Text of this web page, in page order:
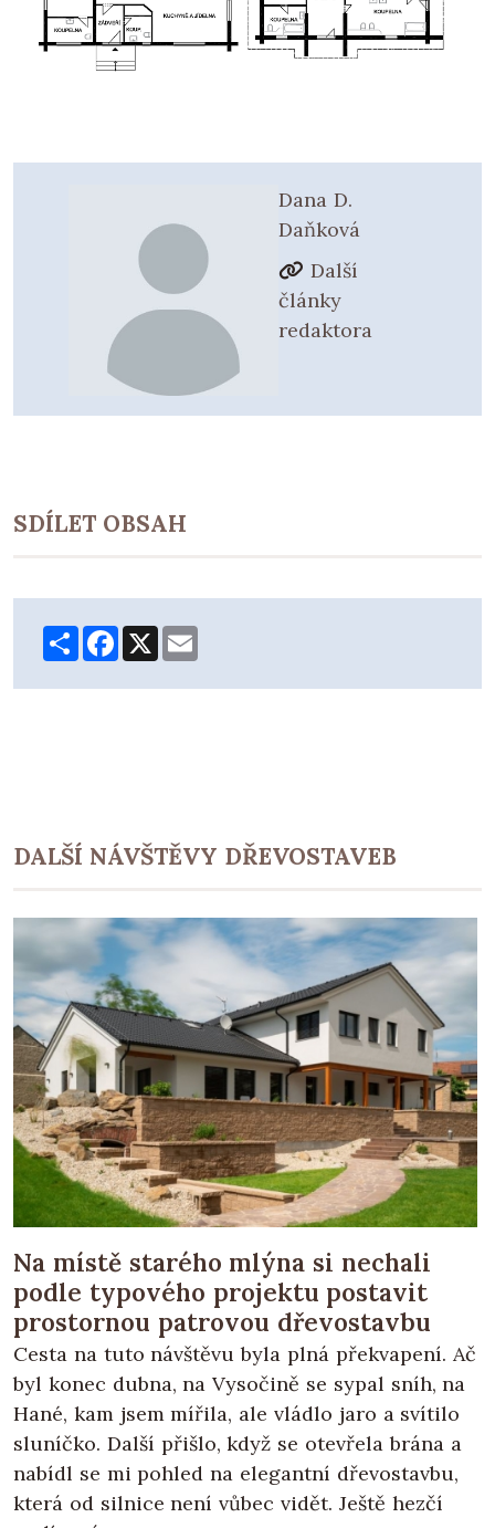
Dana D.
Daňková
Další
články
redaktora
SDÍLET OBSAH
ShareFacebook
X
DALŠÍ NÁVŠTĚVY DŘEVOSTAVEB
Na místě starého mlýna si nechali
podle typového projektu postavit
prostornou patrovou dřevostavbu
Cesta na tuto návštěvu byla plná překvapení. Ač
byl konec dubna, na Vysočině se sypal sníh, na
Hané, kam jsem mířila, ale vládlo jaro a svítilo
sluníčko. Další přišlo, když se otevřela brána a
nabídl se mi pohled na elegantní dřevostavbu,
která od silnice není vůbec vidět. Ještě hezčí